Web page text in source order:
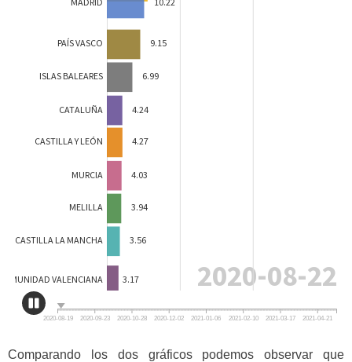
Comparando los dos gráficos podemos observar que